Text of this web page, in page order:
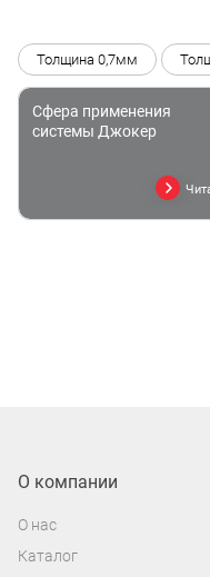
Толщина 0,7мм
Сфера применения
системы Джокер
О компании
О нас
Каталог